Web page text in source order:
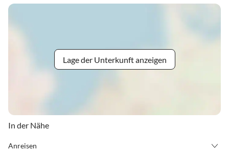
Lage der Unterkunft anzeigen
In der Nähe
Anreisen